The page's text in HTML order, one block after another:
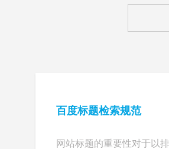
百度标题检索规范
网站标题的重要性对于以